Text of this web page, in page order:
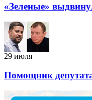
«Зеленые»
29 июля
Помощник